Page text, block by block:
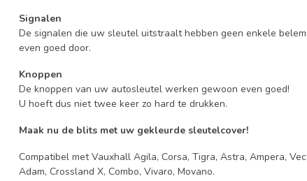
Signalen
De signalen die uw sleutel uitstraalt hebben geen enkele
even goed door.
Knoppen
De knoppen van uw autosleutel werken gewoon even goed!
U hoeft dus niet twee keer zo hard te drukken.
Maak nu de blits met uw gekleurde sleutelcover!
Compatibel met Vauxhall Agila, Corsa, Tigra, Astra, Ampera,
Adam, Crossland X, Combo, Vivaro, Movano.